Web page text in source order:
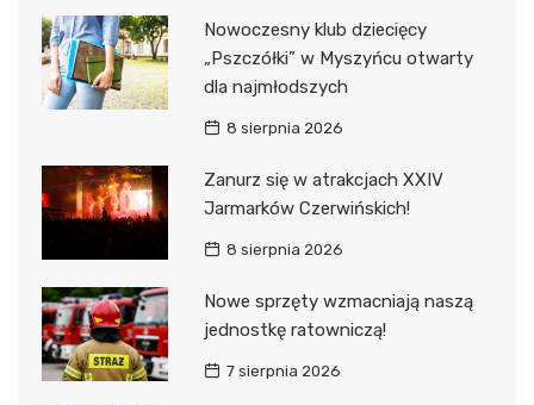
Nowoczesny klub dziecięcy
„Pszczółki” w Myszyńcu otwarty
dla najmłodszych
8 sierpnia 2026
Zanurz się w atrakcjach XXIV
Jarmarków Czerwińskich!
8 sierpnia 2026
Nowe sprzęty wzmacniają naszą
jednostkę ratowniczą!
7 sierpnia 2026